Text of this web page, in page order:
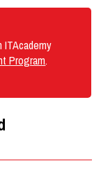
ITAcademy
Program.